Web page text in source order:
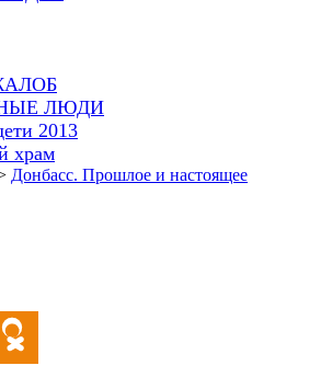
ЛЮДИ
2013
храм
Донбасс. Прошлое и настоящее